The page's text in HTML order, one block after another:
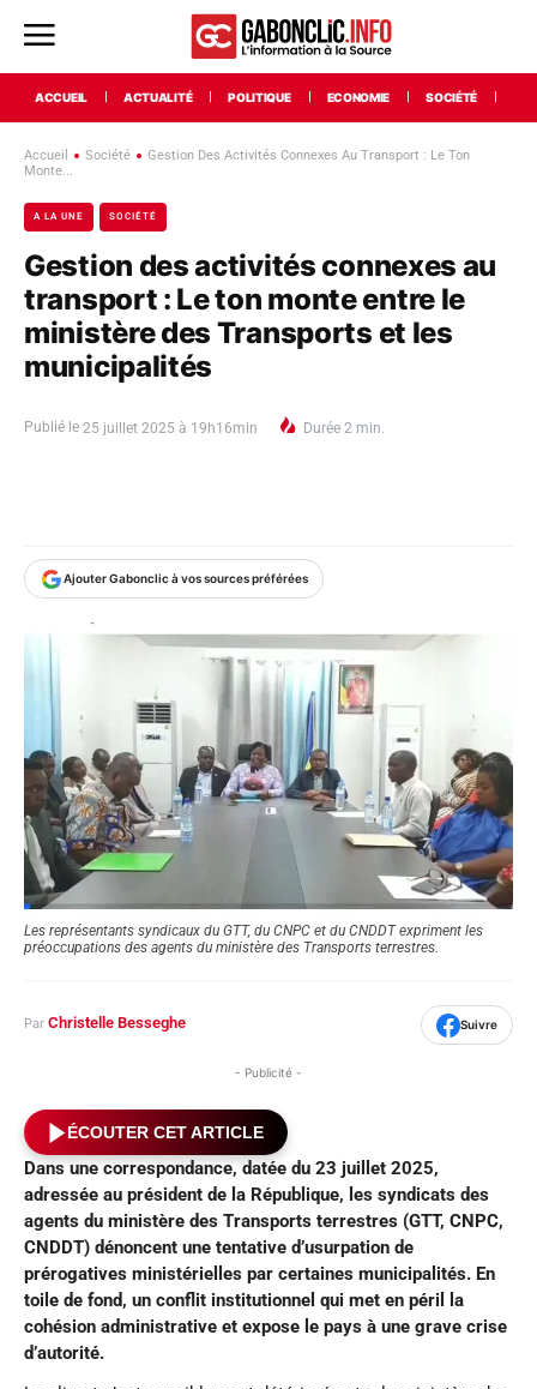
ACCUEIL ACTUALITÉ POLITIQUE ECONOMIE SOCIÉTÉ
Accueil Société
Gestion Des Activités Connexes Au Transport : Le Ton
Monte...
A LA UNE SOCIÉTÉ
Gestion des activités connexes au
transport : Le ton monte entre le
ministère des Transports et les
municipalités
Publié le 25 juillet 2025 à 19h16min Durée 2 min.
Ajouter Gabonclic à vos sources préférées
Les représentants syndicaux du GTT, du CNPC et du CNDDT expriment les
préoccupations des agents du ministère des Transports terrestres.
Par Christelle Besseghe Suivre
- Publicité -
ÉCOUTER CET ARTICLE
Dans une correspondance, datée du 23 juillet 2025,
adressée au président de la République, les syndicats des
agents du ministère des Transports terrestres (GTT, CNPC,
CNDDT) dénoncent une tentative d’usurpation de
prérogatives ministérielles par certaines municipalités. En
toile de fond, un conflit institutionnel qui met en péril la
cohésion administrative et expose le pays à une grave crise
d’autorité.